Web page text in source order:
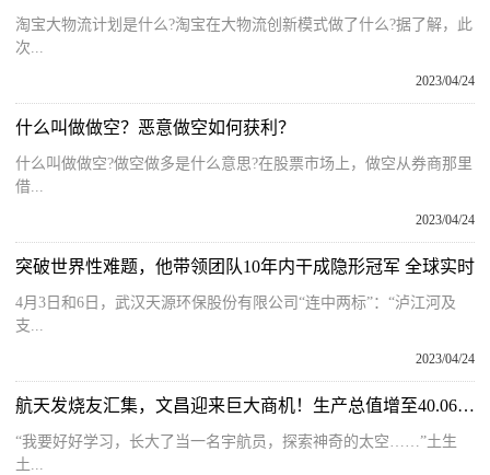
淘宝大物流计划是什么?淘宝在大物流创新模式做了什么?据了解，此
次...
2023/04/24
什么叫做做空？恶意做空如何获利？
什么叫做做空?做空做多是什么意思?在股票市场上，做空从券商那里
借...
2023/04/24
突破世界性难题，他带领团队10年内干成隐形冠军 全球实时
4月3日和6日，武汉天源环保股份有限公司“连中两标”：“泸江河及
支...
2023/04/24
航天发烧友汇集，文昌迎来巨大商机！生产总值增至40.06亿元！
“我要好好学习，长大了当一名宇航员，探索神奇的太空……”土生
土...